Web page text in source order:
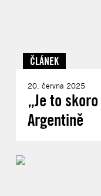
ČLÁNEK
20. června 2025
„Je to
Argentině